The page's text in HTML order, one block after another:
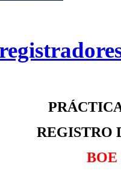
REGISTRO
BOE